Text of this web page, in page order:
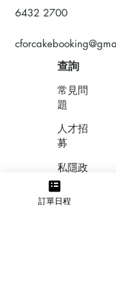
6432 2700
查詢
常見問
題
人才招
募
私隱政
策
​積分計
訂單日程